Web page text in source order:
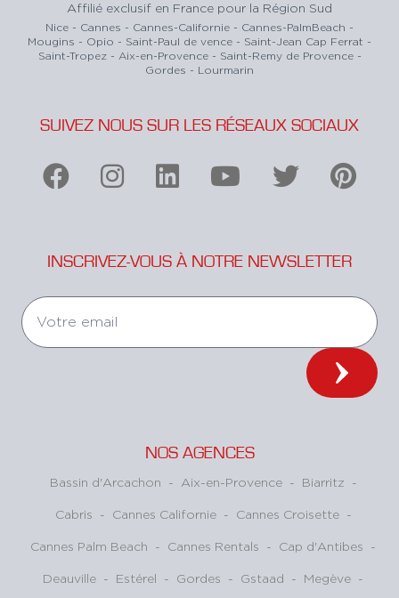
Affilié exclusif en France pour la Région Sud
Nice - Cannes - Cannes-Californie - Cannes-PalmBeach -
Mougins - Opio - Saint-Paul de vence - Saint-Jean Cap Ferrat -
Saint-Tropez - Aix-en-Provence - Saint-Remy de Provence -
Gordes - Lourmarin
SUIVEZ NOUS SUR LES RÉSEAUX SOCIAUX
INSCRIVEZ-VOUS À NOTRE NEWSLETTER
NOS AGENCES
Bassin d'Arcachon - Aix-en-Provence - Biarritz -
Cabris - Cannes Californie - Cannes Croisette -
Cannes Palm Beach - Cannes Rentals - Cap d'Antibes -
Deauville - Estérel - Gordes - Gstaad - Megève -